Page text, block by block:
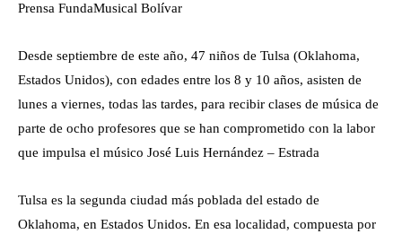
Prensa FundaMusical Bolívar
Desde septiembre de este año, 47 niños de Tulsa (Oklahoma,
Estados Unidos), con edades entre los 8 y 10 años, asisten de
lunes a viernes, todas las tardes, para recibir clases de música de
parte de ocho profesores que se han comprometido con la labor
que impulsa el músico José Luis Hernández – Estrada
Tulsa es la segunda ciudad más poblada del estado de
Oklahoma, en Estados Unidos. En esa localidad, compuesta por